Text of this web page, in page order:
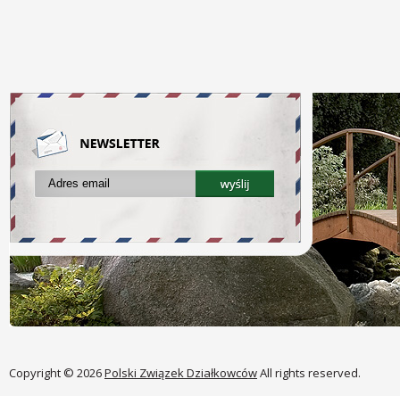
Copyright © 2026Polski Związek DziałkowcówAll rights reserved.